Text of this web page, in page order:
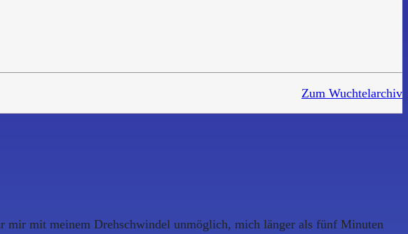
Zum Wuchtelarchiv
mir mit meinem Drehschwindel unmöglich, mich länger als fünf Minuten